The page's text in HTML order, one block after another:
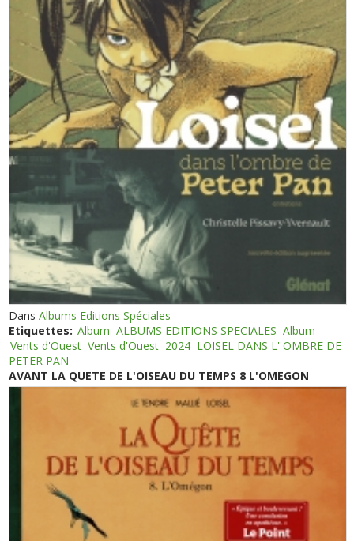
DansAlbums Editions Spéciales
Etiquettes: Album ALBUMS EDITIONS SPECIALES Album
Vents d'Ouest Vents d'Ouest 2024 LOISEL DANS L' OMBRE DE
PETER PAN
AVANT LA QUETE DE L'OISEAU DU TEMPS 8 L'OMEGON